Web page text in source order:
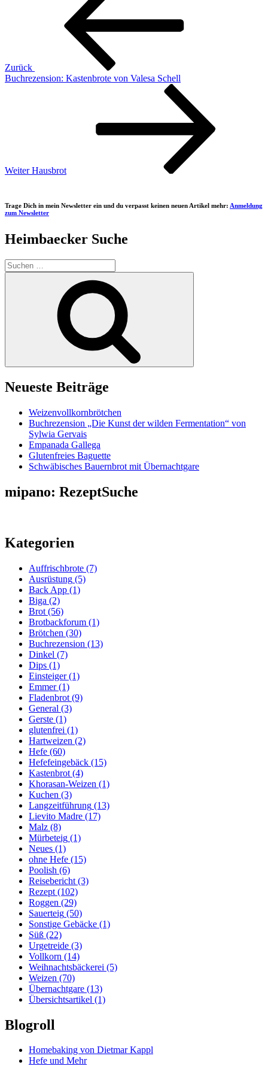
Zurück
Buchrezension: Kastenbrote von Valesa Schell
Weiter Hausbrot
Trage Dich in mein Newsletter ein und du verpasst keinen neuen Artikel mehr: Anmeldung
zum Newsletter
Heimbaecker Suche
Suchen
nach:
Neueste Beiträge
Weizenvollkornbrötchen
Buchrezension „Die Kunst der wilden Fermentation“ von
Sylwia Gervais
Empanada Gallega
Glutenfreies Baguette
Schwäbisches Bauernbrot mit Übernachtgare
mipano: RezeptSuche
Kategorien
Auffrischbrote (7)
Ausrüstung (5)
Back App (1)
Biga (2)
Brot (56)
Brotbackforum (1)
Brötchen (30)
Buchrezension (13)
Dinkel (7)
Dips (1)
Einsteiger(1)
Emmer(1)
Fladenbrot (9)
General (3)
Gerste (1)
glutenfrei (1)
Hartweizen (2)
Hefe (60)
Hefefeingebäck (15)
Kastenbrot (4)
Khorasan-Weizen (1)
Kuchen (3)
Langzeitführung (13)
Lievito Madre (17)
Malz (8)
Mürbeteig (1)
Neues (1)
ohne Hefe (15)
Poolish (6)
Reisebericht (3)
Rezept (102)
Roggen (29)
Sauerteig (50)
Sonstige Gebäcke (1)
Süß (22)
Urgetreide (3)
Vollkorn (14)
Weihnachtsbäckerei (5)
Weizen (70)
Übernachtgare (13)
Übersichtsartikel (1)
Blogroll
Homebaking von Dietmar Kappl
Hefe und Mehr